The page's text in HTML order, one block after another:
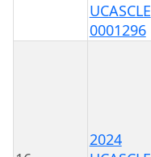
UCASCLE
0001296
2024